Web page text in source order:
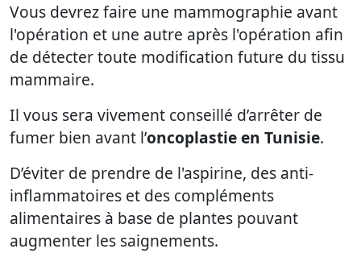
Vous devrez faire une mammographie avant
l'opération et une autre après l'opération afin
de détecter toute modification future du tissu
mammaire.
Il vous sera vivement conseillé d’arrêter de
fumer bien avant l’oncoplastie en Tunisie.
D’éviter de prendre de l'aspirine, des anti-
inflammatoires et des compléments
alimentaires à base de plantes pouvant
augmenter les saignements.